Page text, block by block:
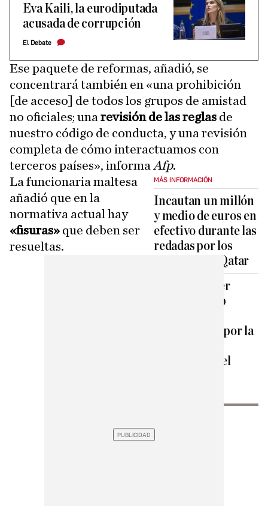
Eva Kaili, la eurodiputada
acusada de corrupción
El Debate
Ese paquete de reformas, añadió, se
concentrará también en «una prohibición
[de acceso] de todos los grupos de amistad
no oficiales; una revisión de las reglas de
nuestro código de conducta, y una revisión
completa de cómo interactuamos con
terceros países», informa Afp.
MÁS INFORMACIÓN
Incautan un millón
y medio de euros en
efectivo durante las
redadas por los
sobornos de Qatar
Úrsula von der
Leyen y Josep
escandalizan por la
socialista en el
La funcionaria maltesa
añadió que en la
normativa actual hay
«fisuras» que deben ser
resueltas.